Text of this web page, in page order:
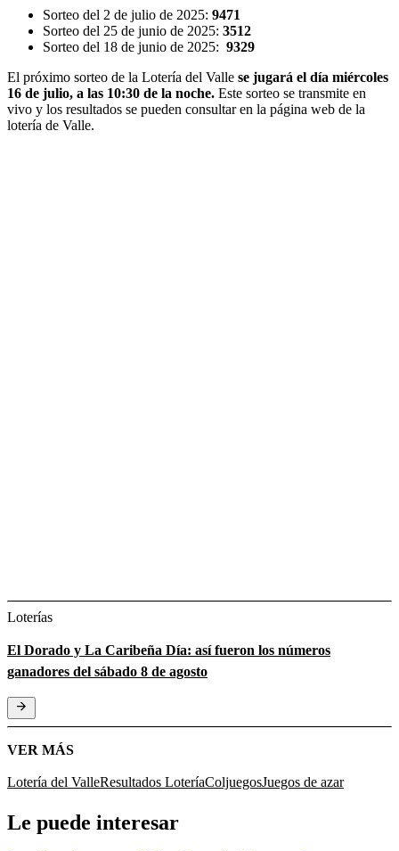
Sorteo del 2 de julio de 2025: 9471
Sorteo del 25 de junio de 2025: 3512
Sorteo del 18 de junio de 2025: 9329
El próximo sorteo de la Lotería del Valle se jugará el día miércoles
16 de julio, a las 10:30 de la noche. Este sorteo se transmite en
vivo y los resultados se pueden consultar en la página web de la
lotería de Valle.
Loterías
El Dorado y La Caribeña Día: así fueron los números
ganadores del sábado 8 de agosto
VER MÁS
Lotería del ValleResultados LoteríaColjuegosJuegos de azar
Le puede interesar